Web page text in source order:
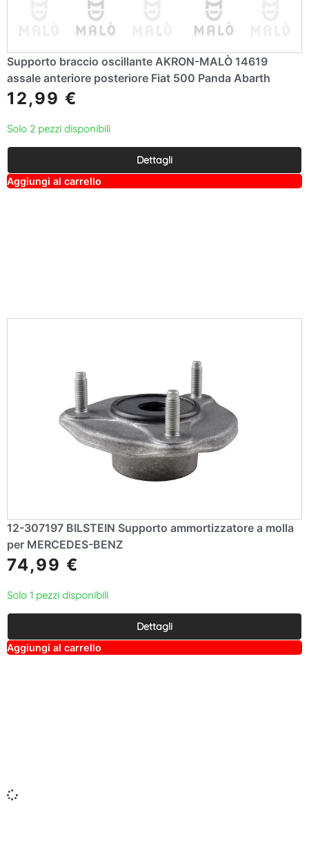
Supporto braccio oscillante AKRON-MALÒ 14619
assale anteriore posteriore Fiat 500 Panda Abarth
12,99 €
Solo 2 pezzi disponibili
Dettagli
Aggiungi al carrello
lt
12-307197 BILSTEIN Supporto ammortizzatore a molla
per MERCEDES-BENZ
74,99 €
Solo 1 pezzi disponibili
Dettagli
Aggiungi al carrello
lt